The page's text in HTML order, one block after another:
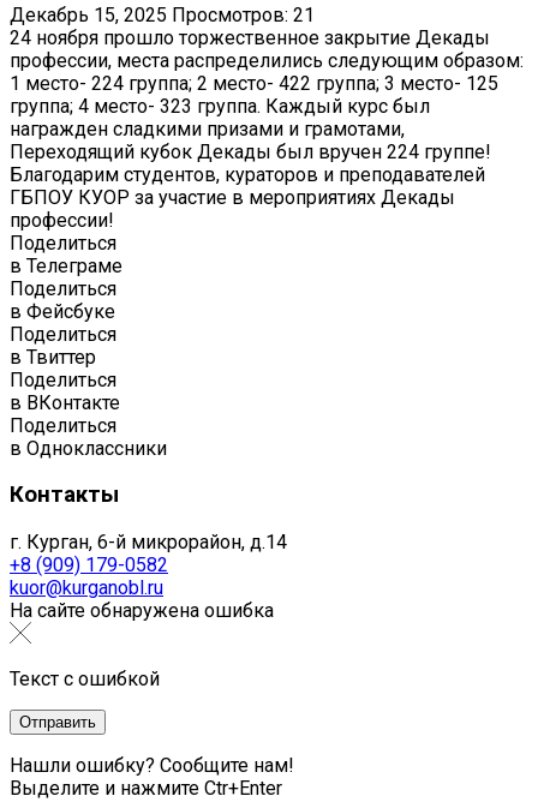
Декабрь 15, 2025 Просмотров: 21
24 ноября прошло торжественное закрытие Декады
профессии, места распределились следующим образом:
1 место- 224 группа; 2 место- 422 группа; 3 место- 125
группа; 4 место- 323 группа. Каждый курс был
награжден сладкими призами и грамотами,
Переходящий кубок Декады был вручен 224 группе!
Благодарим студентов, кураторов и преподавателей
ГБПОУ КУОР за участие в мероприятиях Декады
профессии!
Поделиться
в Телеграме
Поделиться
в Фейсбуке
Поделиться
в Твиттер
Поделиться
в ВКонтакте
Поделиться
в Одноклассники
Контакты
г. Курган, 6-й микрорайон, д.14
+8 (909) 179-0582
kuor@kurganobl.ru
На сайте обнаружена ошибка
Текст с ошибкой
Нашли ошибку? Сообщите нам!
Выделите и нажмите Ctr+Enter